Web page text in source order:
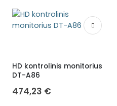
HD kontrolinis monitorius
DT-A86
474,23 €